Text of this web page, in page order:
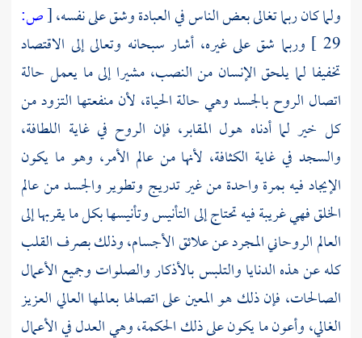
ولما كان ربما تغالى بعض الناس في العبادة وشق على نفسه،[ص:
29 ] وربما شق على غيره، أشار سبحانه وتعالى إلى الاقتصاد
تخفيفا لما يلحق الإنسان من النصب، مشيرا إلى ما يعمل حالة
اتصال الروح بالجسد وهي حالة الحياة، لأن منفعتها التزود من
كل خير لما أدناه هول المقابر، فإن الروح في غاية اللطافة،
والسجد في غاية الكثافة، لأنها من عالم الأمر، وهو ما يكون
الإيجاد فيه بمرة واحدة من غير تدريج وتطوير والجسد من عالم
الخلق فهي غريبة فيه تحتاج إلى التأنيس وتأنيسها بكل ما يقربها إلى
العالم الروحاني المجرد عن علائق الأجسام، وذلك بصرف القلب
كله عن هذه الدنايا والتلبس بالأذكار والصلوات وجميع الأعمال
الصالحات، فإن ذلك هو المعين على اتصالها بعالمها العالي العزيز
الغالي، وأعون ما يكون على ذلك الحكمة، وهي العدل في الأعمال